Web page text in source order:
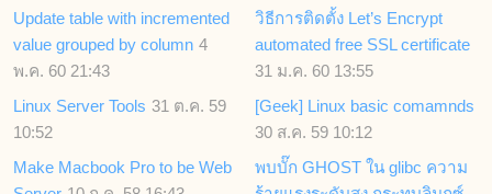
Update table with incremented
value grouped by column 4
พ.ค. 60 21:43
วิธีการติดตั้ง Let’s Encrypt
automated free SSL certificate
31 ม.ค. 60 13:55
Linux Server Tools 31 ต.ค. 59
10:52
[Geek] Linux basic comamnds
30 ส.ค. 59 10:12
Make Macbook Pro to be Web
พบบั๊ก GHOST ใน glibc ความ